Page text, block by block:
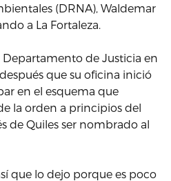
(DRNA), Waldemar
a La Fortaleza.
de Justicia en
que su oficina inició
en el esquema que
la orden a principios del
de Quiles ser nombrado al
que lo dejo porque es poco